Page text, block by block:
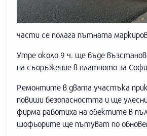
части се полага пътната
Утре около 9 ч. ще бъде
на съоръжение в платното за
Ремонтите в двата участъка
повиши безопасността и ще
фирма работиха на обектите в
шофьорите ще пътуват по